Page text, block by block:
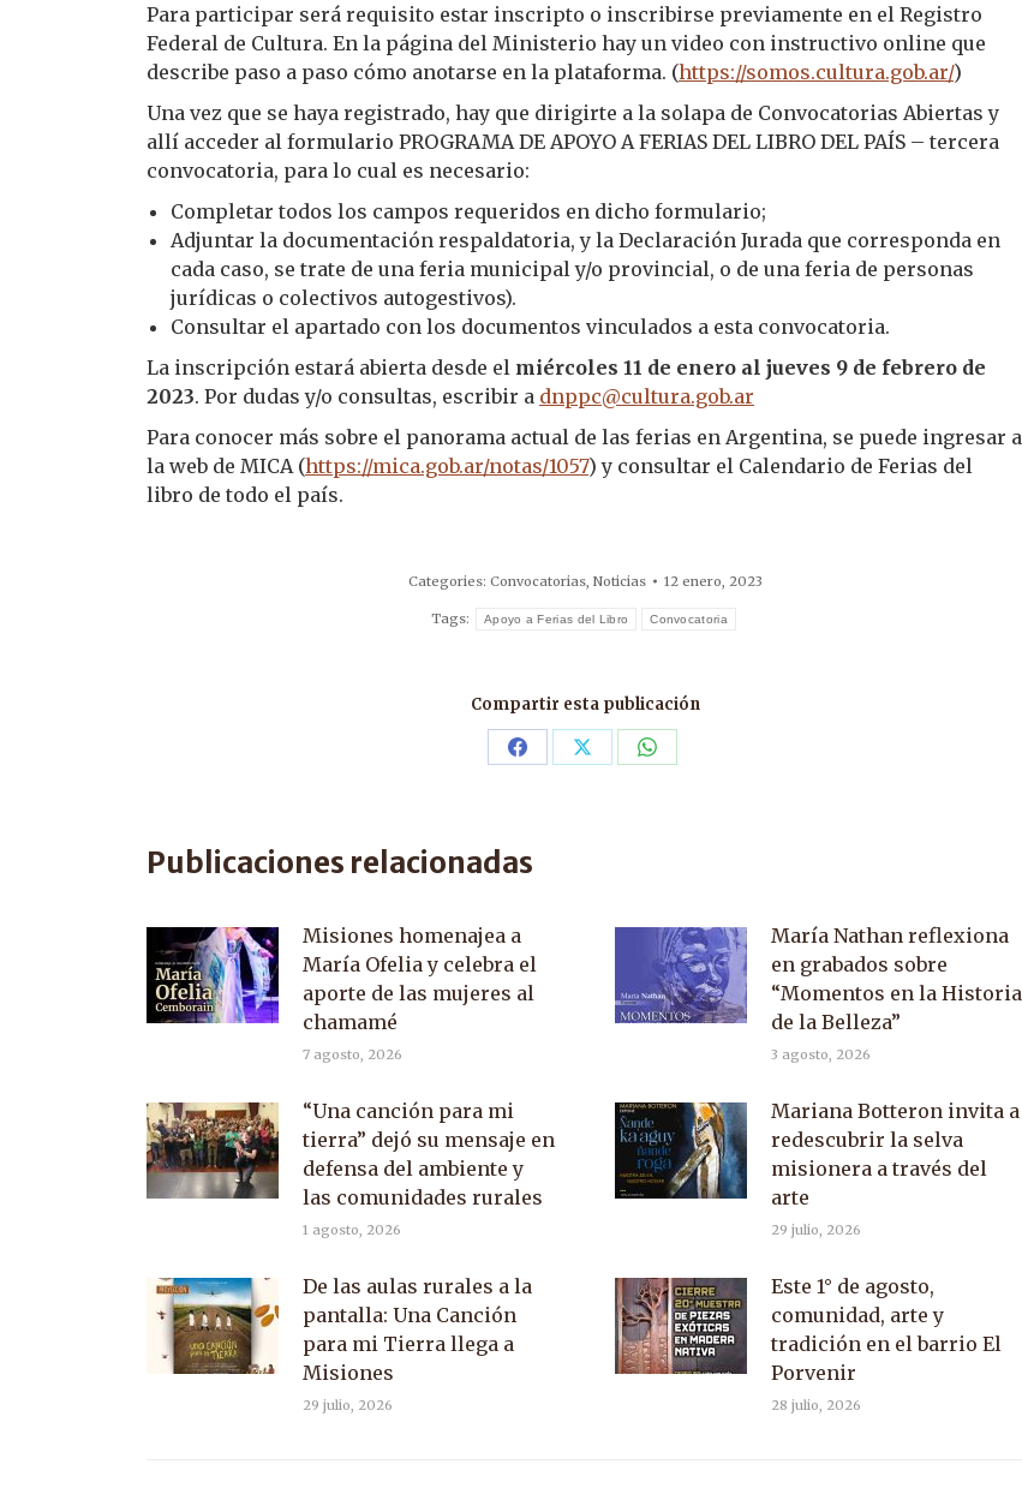
Para participar será requisito estar inscripto o inscribirse previamente en el Registro
Federal de Cultura. En la página del Ministerio hay un video con instructivo online que
describe paso a paso cómo anotarse en la plataforma. (https://somos.cultura.gob.ar/)
Una vez que se haya registrado, hay que dirigirte a la solapa de Convocatorias Abiertas y
allí acceder al formulario PROGRAMA DE APOYO A FERIAS DEL LIBRO DEL PAÍS – tercera
convocatoria, para lo cual es necesario:
Completar todos los campos requeridos en dicho formulario;
Adjuntar la documentación respaldatoria, y la Declaración Jurada que corresponda en
cada caso, se trate de una feria municipal y/o provincial, o de una feria de personas
jurídicas o colectivos autogestivos).
Consultar el apartado con los documentos vinculados a esta convocatoria.
La inscripción estará abierta desde el miércoles 11 de enero al jueves 9 de febrero de
2023. Por dudas y/o consultas, escribir a dnppc@cultura.gob.ar
Para conocer más sobre el panorama actual de las ferias en Argentina, se puede ingresar a
la web de MICA (https://mica.gob.ar/notas/1057) y consultar el Calendario de Ferias del
libro de todo el país.
Categories: Convocatorias, Noticias 12 enero, 2023
Tags: Apoyo a Ferias del Libro Convocatoria
Compartir esta publicación
Share Share Share
Publicaciones relacionadas
Misiones homenajea a
María Ofelia y celebra el
aporte de las mujeres al
chamamé
7 agosto, 2026
María Nathan reflexiona
en grabados sobre
“Momentos en la Historia
de la Belleza”
3 agosto, 2026
“Una canción para mi
tierra” dejó su mensaje en
defensa del ambiente y
las comunidades rurales
1 agosto, 2026
Mariana Botteron invita a
redescubrir la selva
misionera a través del
arte
29 julio, 2026
De las aulas rurales a la
pantalla: Una Canción
para mi Tierra llega a
Misiones
29 julio, 2026
Este 1° de agosto,
comunidad, arte y
tradición en el barrio El
Porvenir
28 julio, 2026